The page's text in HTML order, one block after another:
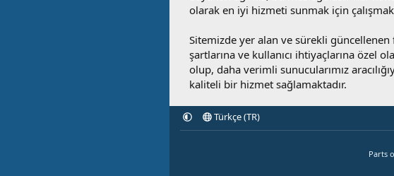
olarak en iyi hizmeti sunmak için
Sitemizde yer alan ve sürekli
şartlarına ve kullanıcı ihtiyaçlarına özel
olup, daha verimli sunucularımız
kaliteli bir hizmet sağlamaktadır.
Türkçe (TR)
Parts